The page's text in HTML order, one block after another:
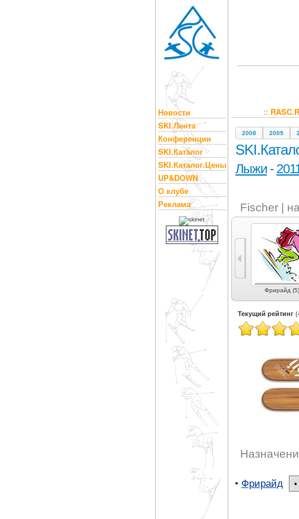
Новости
SKI.Лента
Конференции
SKI.Каталог
SKI.Каталог.Цены
UP&DOWN
О клубе
Реклама
::
2008 2009
Лыжи -
Fischer |
Экспертный карвинг
Фрирайд (5)
Текущий рейтинг (
• Фрирайд